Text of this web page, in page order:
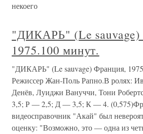
некоего
"ДИКАРЬ" (Le sauvage)
1975.100 минут.
"ДИКАРЬ" (Le sauvage) Франция,
Режиссер Жан-Поль Рапно.В ролях:
Денёв, Луиджи Вануччи, Тони
3,5; Р — 2,5; Д — 3,5; К — 4.
видеосправочник "Акай" был
оценку: "Возможно, это — одна из